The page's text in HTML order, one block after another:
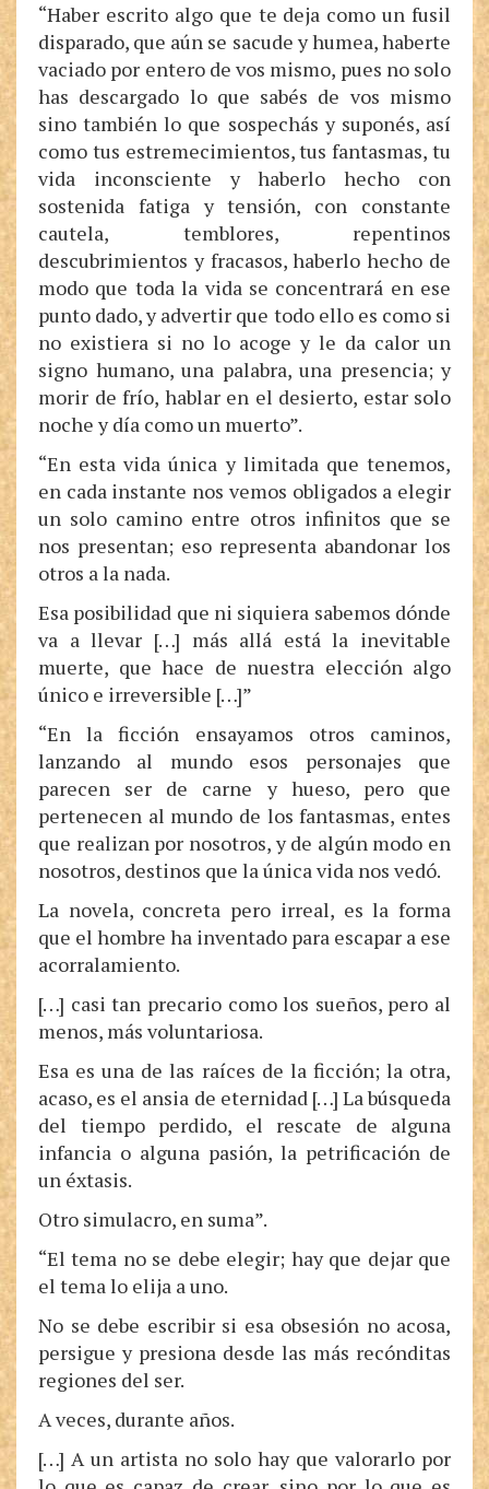
“Haber escrito algo que te deja como un fusil
disparado, que aún se sacude y humea, haberte
vaciado por entero de vos mismo, pues no solo
has descargado lo que sabés de vos mismo
sino también lo que sospechás y suponés, así
como tus estremecimientos, tus fantasmas, tu
vida inconsciente y haberlo hecho con
sostenida fatiga y tensión, con constante
cautela, temblores, repentinos
descubrimientos y fracasos, haberlo hecho de
modo que toda la vida se concentrará en ese
punto dado, y advertir que todo ello es como si
no existiera si no lo acoge y le da calor un
signo humano, una palabra, una presencia; y
morir de frío, hablar en el desierto, estar solo
noche y día como un muerto”.
“En esta vida única y limitada que tenemos,
en cada instante nos vemos obligados a elegir
un solo camino entre otros infinitos que se
nos presentan; eso representa abandonar los
otros a la nada.
Esa posibilidad que ni siquiera sabemos dónde
va a llevar […] más allá está la inevitable
muerte, que hace de nuestra elección algo
único e irreversible […]”
“En la ficción ensayamos otros caminos,
lanzando al mundo esos personajes que
parecen ser de carne y hueso, pero que
pertenecen al mundo de los fantasmas, entes
que realizan por nosotros, y de algún modo en
nosotros, destinos que la única vida nos vedó.
La novela, concreta pero irreal, es la forma
que el hombre ha inventado para escapar a ese
acorralamiento.
[…] casi tan precario como los sueños, pero al
menos, más voluntariosa.
Esa es una de las raíces de la ficción; la otra,
acaso, es el ansia de eternidad […] La búsqueda
del tiempo perdido, el rescate de alguna
infancia o alguna pasión, la petrificación de
un éxtasis.
Otro simulacro, en suma”.
“El tema no se debe elegir; hay que dejar que
el tema lo elija a uno.
No se debe escribir si esa obsesión no acosa,
persigue y presiona desde las más recónditas
regiones del ser.
A veces, durante años.
[…] A un artista no solo hay que valorarlo por